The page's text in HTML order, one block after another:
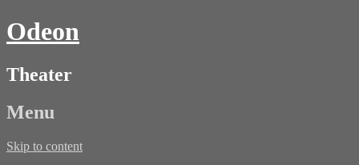
Odeon
Theater
Menu
Skip to content